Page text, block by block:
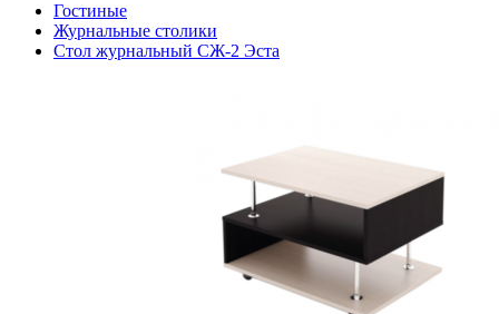
Гостиные
Журнальные столики
Стол журнальный СЖ-2 Эста